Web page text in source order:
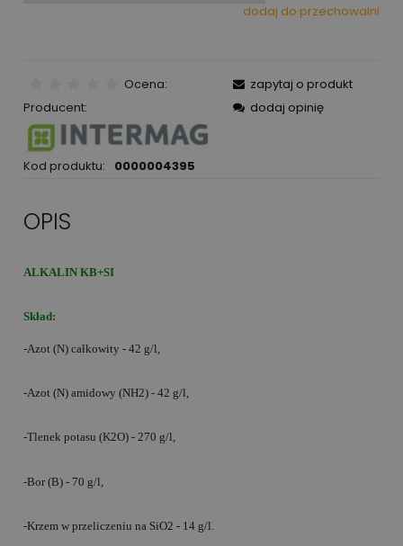
dodaj do przechowalni
Ocena:
Producent:
Kod produktu: 0000004395
zapytaj o produkt
dodaj opinię
OPIS
ALKALIN KB+SI
Skład:
-Azot (N) całkowity - 42 g/l,
-Azot (N) amidowy (NH2) - 42 g/l,
-Tlenek potasu (K2O) - 270 g/l,
-Bor (B) - 70 g/l,
-Krzem w przeliczeniu na SiO2 - 14 g/l.